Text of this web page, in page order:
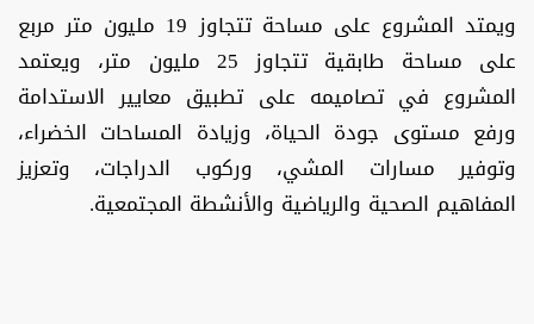
ويمتد المشروع على مساحة تتجاوز 19 مليون متر مربع
على مساحة طابقية تتجاوز 25 مليون متر، ويعتمد
المشروع في تصاميمه على تطبيق معايير الاستدامة
ورفع مستوى جودة الحياة، وزيادة المساحات الخضراء،
وتوفير مسارات المشي، وركوب الدراجات، وتعزيز
المفاهيم الصحية والرياضية والأنشطة المجتمعية.